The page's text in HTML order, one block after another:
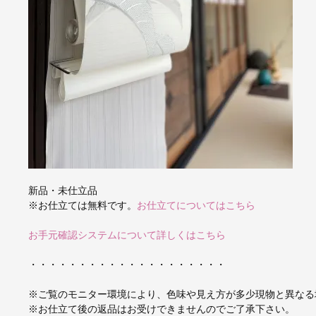
新品・未仕立品
※お仕立ては無料です。 お仕立てについてはこちら
お手元確認システムについて詳しくはこちら
・・・・・・・・・・・・・・・・・・・・
※ご覧のモニター環境により、色味や見え方が多少現物と異なる
※お仕立て後の返品はお受けできませんのでご了承下さい。